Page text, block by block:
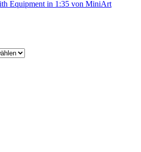
Equipment in 1:35 von MiniArt